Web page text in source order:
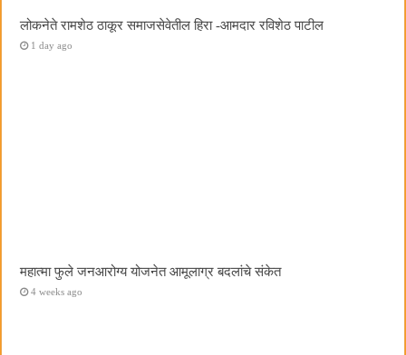
लोकनेते रामशेठ ठाकूर समाजसेवेतील हिरा -आमदार रविशेठ पाटील
1 day ago
महात्मा फुले जनआरोग्य योजनेत आमूलाग्र बदलांचे संकेत
4 weeks ago